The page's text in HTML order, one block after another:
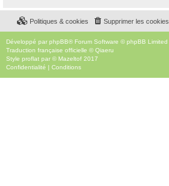
Supprimer les cookies
Politiques & cookies
Développé par phpBB® Forum Software © phpBB Limited
Traduction française officielle ©Qiaeru
Style proflat par © Mazeltof 2017
Confidentialité | Conditions